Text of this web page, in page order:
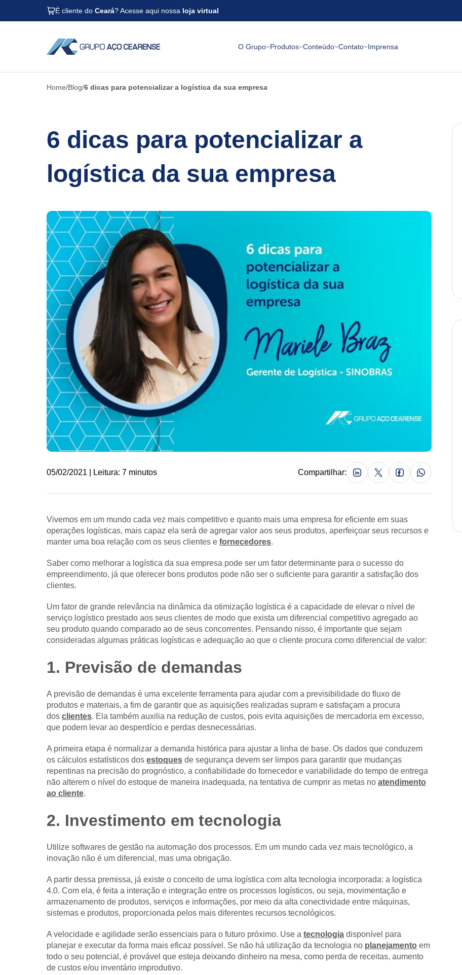
É cliente doCeará? Acesse aqui nossa loja virtual
O Grupo Produtos Conteúdo Contato Imprensa
Home Blog 6 dicas para potencializar a logística da sua empresa
6 dicas para potencializar a
logística da sua empresa
05/02/2021 | Leitura: 7 minutos Compartilhar:
Vivemos em um mundo cada vez mais competitivo e quanto mais uma empresa for eficiente em suas
operações logísticas, mais capaz ela será de agregar valor aos seus produtos, aperfeiçoar seus recursos e
manter uma boa relação com os seus clientes e fornecedores.
Saber como melhorar a logística da sua empresa pode ser um fator determinante para o sucesso do
empreendimento, já que oferecer bons produtos pode não ser o suficiente para garantir a satisfação dos
clientes.
Um fator de grande relevância na dinâmica da otimização logística é a capacidade de elevar o nível de
serviço logístico prestado aos seus clientes de modo que exista um diferencial competitivo agregado ao
seu produto quando comparado ao de seus concorrentes. Pensando nisso, é importante que sejam
consideradas algumas práticas logísticas e adequação ao que o cliente procura como diferencial de valor:
1. Previsão de demandas
A previsão de demandas é uma excelente ferramenta para ajudar com a previsibilidade do fluxo de
produtos e materiais, a fim de garantir que as aquisições realizadas supram e satisfaçam a procura
dos clientes. Ela também auxilia na redução de custos, pois evita aquisições de mercadoria em excesso,
que podem levar ao desperdício e perdas desnecessárias.
A primeira etapa é normalizar a demanda histórica para ajustar a linha de base. Os dados que conduzem
os cálculos estatísticos dos estoques de segurança devem ser limpos para garantir que mudanças
repentinas na precisão do prognóstico, a confiabilidade do fornecedor e variabilidade do tempo de entrega
não alterem o nível do estoque de maneira inadequada, na tentativa de cumprir as metas no atendimento
ao cliente.
2. Investimento em tecnologia
Utilize softwares de gestão na automação dos processos. Em um mundo cada vez mais tecnológico, a
inovação não é um diferencial, mas uma obrigação.
A partir dessa premissa, já existe o conceito de uma logística com alta tecnologia incorporada: a logística
4.0. Com ela, é feita a interação e integração entre os processos logísticos, ou seja, movimentação e
armazenamento de produtos, serviços e informações, por meio da alta conectividade entre máquinas,
sistemas e produtos, proporcionada pelos mais diferentes recursos tecnológicos.
A velocidade e agilidade serão essenciais para o futuro próximo. Use a tecnologia disponível para
planejar e executar da forma mais eficaz possível. Se não há utilização da tecnologia no planejamento em
todo o seu potencial, é provável que esteja deixando dinheiro na mesa, como perda de receitas, aumento
de custos e/ou inventário improdutivo.